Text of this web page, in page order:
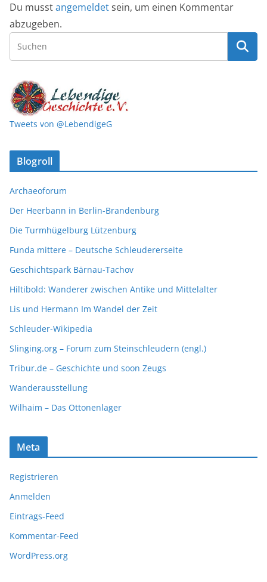
Du musstangemeldetsein, um einen Kommentar
abzugeben.
Tweets von @LebendigeG
Blogroll
Archaeoforum
Der Heerbann in Berlin-Brandenburg
Die Turmhügelburg Lützenburg
Funda mittere – Deutsche Schleudererseite
Geschichtspark Bärnau-Tachov
Hiltibold: Wanderer zwischen Antike und Mittelalter
Lis und Hermann Im Wandel der Zeit
Schleuder-Wikipedia
Slinging.org – Forum zum Steinschleudern (engl.)
Tribur.de – Geschichte und soon Zeugs
Wanderausstellung
Wilhaim – Das Ottonenlager
Meta
Registrieren
Anmelden
Eintrags-Feed
Kommentar-Feed
WordPress.org